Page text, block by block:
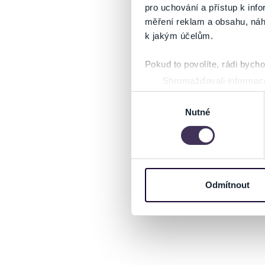
pro uchování a přístup k
měření reklam a obsahu,
k jakým účelům.
Pokud to povolíte, rádi
Shromažďovali
Identifikovali vaše
Zjistěte více o tom, jak
můžete kdykoliv změnit
informace o vašem zařízení
osobní údaje. Získané
Jaké typy cookies
můžete kdykoliv změnit v
Nutné
Odmítnout